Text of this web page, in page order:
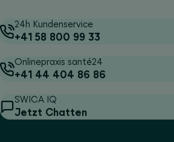
24h Kundenservice
+41 58 800 99 33
Onlinepraxis santé24
+41 44 404 86 86
SWICA IQ
Jetzt Chatten